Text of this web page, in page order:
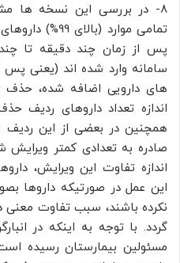
8- در بررسی این نسخه ها
تمامی موارد
پس از زمان چند دقیقه تا
سامانه وارد شده اند (یعنی
های دارویی اضافه شده،
اندازه تعداد داروهای ردیف
همچنین در بعضی از این ردیف
صادره به تعدادی کمتر
اندازه تفاوت این ویرایش،
این عمل در صورتیکه داروها
نکرده باشند، سبب تفاوت معنی
گردد. با توجه به اینکه در
مسئولین بیمارستان رسیده